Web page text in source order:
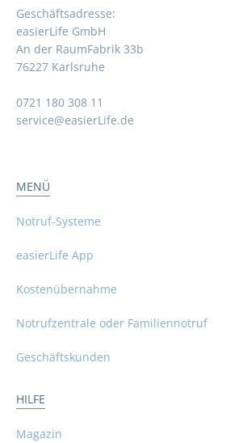
Geschäftsadresse:
easierLife GmbH
An der RaumFabrik 33b
76227 Karlsruhe
0721 180 308 11
service@easierLife.de
MENÜ
Notruf-Systeme
easierLife App
Kostenübernahme
Notrufzentrale oder Familiennotruf
Geschäftskunden
HILFE
Magazin